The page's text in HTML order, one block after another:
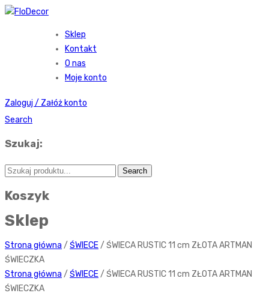
Sklep
Kontakt
O nas
Moje konto
Zaloguj / Załóż konto
Search
Szukaj:
Koszyk
Sklep
Strona główna / ŚWIECE/ ŚWIECA RUSTIC 11 cm ZŁOTA ARTMAN
ŚWIECZKA
Strona główna / ŚWIECE/ ŚWIECA RUSTIC 11 cm ZŁOTA ARTMAN
ŚWIECZKA